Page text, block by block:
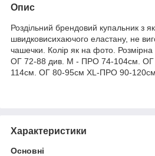
Опис
Роздільний брендовий купальник з
швидковисихаючого еластану, не
чашечки. Колір як на фото.
ОГ 72-88 див. M - ПРО 74-104см.
114см. ОГ 80-95см XL-ПРО 90-
Характеристики
Основні